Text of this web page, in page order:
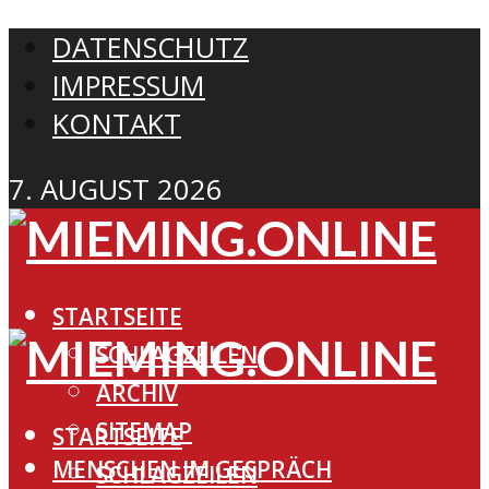
DATENSCHUTZ
IMPRESSUM
KONTAKT
7. AUGUST 2026
STARTSEITE
SCHLAGZEILEN
ARCHIV
SITEMAP
MENSCHEN IM GESPRÄCH
STARTSEITE
SCHLAGZEILEN